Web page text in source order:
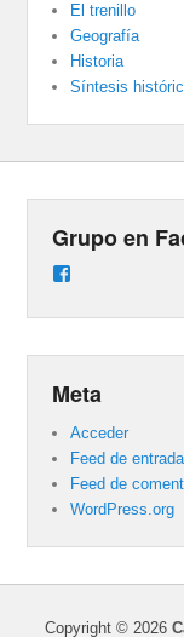
El trenillo
Geografía
Historia
Síntesis
Grupo en
Meta
Acceder
Feed de
Feed de
WordPress.org
Copyright © 2026